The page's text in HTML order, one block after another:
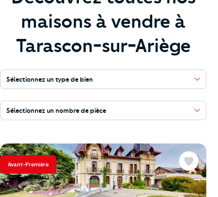
maisons à vendre à
Tarascon-sur-Ariège
Sélectionnez un type de bien
Sélectionnez un nombre de pièce
Avant-Première Favoris